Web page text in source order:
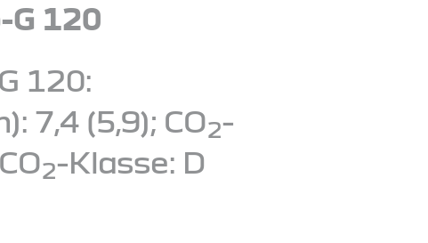
G 120
120:
7,4 (5,9); CO2-
2-Klasse: D